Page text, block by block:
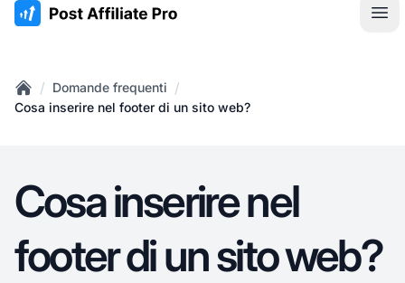
:site.title
Home
/ Domande frequenti /
Cosa inserire nel footer di un sito web?
Cosa inserire nel
footer di un sito web?